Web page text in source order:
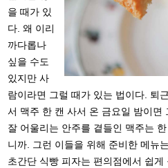
을 때가 있
다. 왜 이리
까다롭나
싶을 수도
있지만 사
람이라면 그럴 때가 있는 법이다. 퇴
서 맥주 한 캔 사서 온 금요일 밤이면
잘 어울리는 안주를 곁들인 맥주는
니까. 그런 이들을 위해 준비한 메뉴
초간단 식빵 피자는 편의점에서 쉽